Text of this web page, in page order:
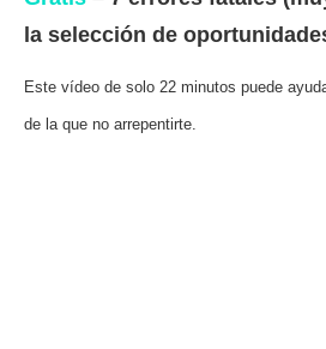
la selección de
Este vídeo de solo 22 minutos puede
de la que no arrepentirte.